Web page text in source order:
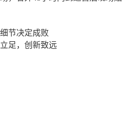
节决定成败
足，创新致远